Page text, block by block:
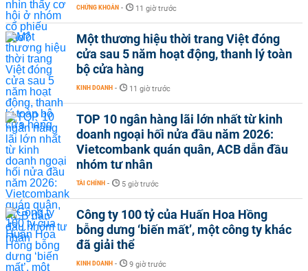
CHỨNG KHOÁN - 11 giờ trước
Một thương hiệu thời trang Việt đóng
cửa sau 5 năm hoạt động, thanh lý toàn
bộ cửa hàng
KINH DOANH - 11 giờ trước
TOP 10 ngân hàng lãi lớn nhất từ kinh
doanh ngoại hối nửa đầu năm 2026:
Vietcombank quán quân, ACB dẫn đầu
nhóm tư nhân
TÀI CHÍNH - 5 giờ trước
Công ty 100 tỷ của Huấn Hoa Hồng
bỗng dưng ‘biến mất’, một công ty khác
đã giải thể
KINH DOANH - 9 giờ trước